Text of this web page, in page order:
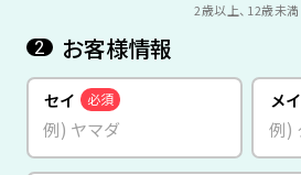
2歳以上、12歳未満
2 お客様情報
セイ 必須 メイ